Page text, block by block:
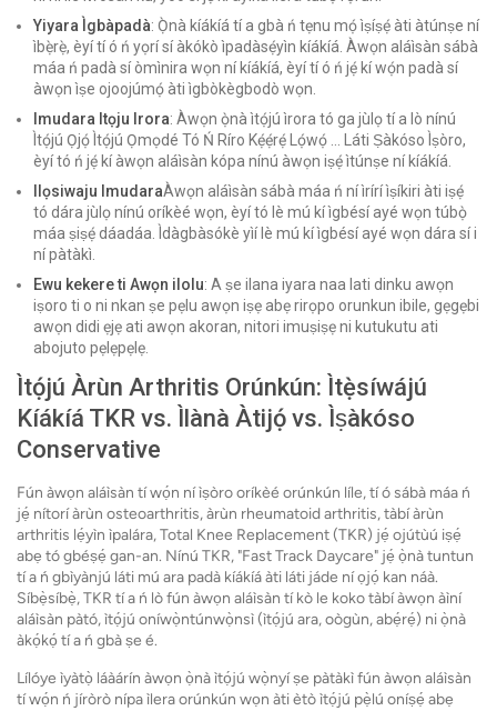
Yiyara Ìgbàpadà: Ọ̀nà kíákíá tí a gbà ń tẹnu mọ́ ìṣíṣẹ́ àti àtúnṣe ní
ìbẹ̀rẹ̀, èyí tí ó ń yọrí sí àkókò ìpadàsẹ́yìn kíákíá. Àwọn aláìsàn sábà
máa ń padà sí òmìnira wọn ní kíákíá, èyí tí ó ń jẹ́ kí wọ́n padà sí
àwọn ìṣe ojoojúmọ́ àti ìgbòkègbodò wọn.
Imudara Itọju Irora: Àwọn ọ̀nà ìtọ́jú ìrora tó ga jùlọ tí a lò nínú
Ìtọ́jú Ọjọ́ Ìtọ́jú Ọmọdé Tó Ń Ríro Kẹ́ẹ́rẹ́ Lọ́wọ́ ... Láti Ṣàkóso Ìṣòro,
èyí tó ń jẹ́ kí àwọn aláìsàn kópa nínú àwọn iṣẹ́ ìtúnṣe ní kíákíá.
Ilọsiwaju ImudaraÀwọn aláìsàn sábà máa ń ní ìrírí ìṣíkiri àti iṣẹ́
tó dára jùlọ nínú oríkèé wọn, èyí tó lè mú kí ìgbésí ayé wọn túbọ̀
máa ṣiṣẹ́ dáadáa. Ìdàgbàsókè yìí lè mú kí ìgbésí ayé wọn dára sí i
ní pàtàkì.
Ewu kekere ti Awọn ilolu: A ṣe ilana iyara naa lati dinku awọn
iṣoro ti o ni nkan ṣe pẹlu awọn iṣẹ abẹ rirọpo orunkun ibile, gẹgẹbi
awọn didi ẹjẹ ati awọn akoran, nitori imuṣiṣẹ ni kutukutu ati
abojuto pẹlẹpẹlẹ.
Ìtọ́jú Àrùn Arthritis Orúnkún: Ìtẹ̀síwájú
Kíákíá TKR vs. Ìlànà Àtijọ́ vs. Ìṣàkóso
Conservative
Fún àwọn aláìsàn tí wọ́n ní ìṣòro oríkèé orúnkún líle, tí ó sábà máa ń
jẹ́ nítorí àrùn osteoarthritis, àrùn rheumatoid arthritis, tàbí àrùn
arthritis lẹ́yìn ìpalára, Total Knee Replacement (TKR) jẹ́ ojútùú iṣẹ́
abẹ tó gbéṣẹ́ gan-an. Nínú TKR, "Fast Track Daycare" jẹ́ ọ̀nà tuntun
tí a ń gbìyànjú láti mú ara padà kíákíá àti láti jáde ní ọjọ́ kan náà.
Síbẹ̀síbẹ̀, TKR tí a ń lò fún àwọn aláìsàn tí kò le koko tàbí àwọn àìní
aláìsàn pàtó, ìtọ́jú oníwọ̀ntúnwọ̀nsì (ìtọ́jú ara, oògùn, abẹ́rẹ́) ni ọ̀nà
àkọ́kọ́ tí a ń gbà ṣe é.
Lílóye ìyàtọ̀ láàárín àwọn ọ̀nà ìtọ́jú wọ̀nyí ṣe pàtàkì fún àwọn aláìsàn
tí wọ́n ń jíròrò nípa ìlera orúnkún wọn àti ètò ìtọ́jú pẹ̀lú oníṣẹ́ abẹ